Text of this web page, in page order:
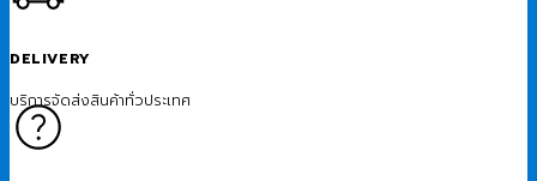
DELIVERY
บริการจัดส่งสินค้าทั่วประเทศ